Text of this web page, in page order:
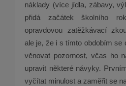
náklady (více jídla, zábavy,
přidá začátek školního
opravdovou zatěžkávací
ale je, že i s tímto obdobím se
věnovat pozornost, včas ho
upravit některé návyky.
vyčítat minulost a zaměřit se